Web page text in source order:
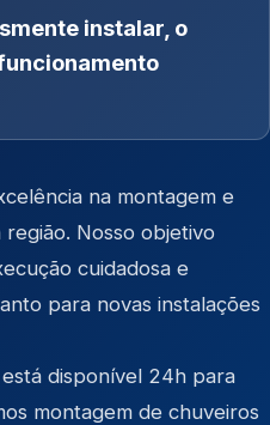
instalar, o
na montagem e
Nosso objetivo
cuidadosa e
para novas instalações
disponível 24h para
montagem de chuveiros